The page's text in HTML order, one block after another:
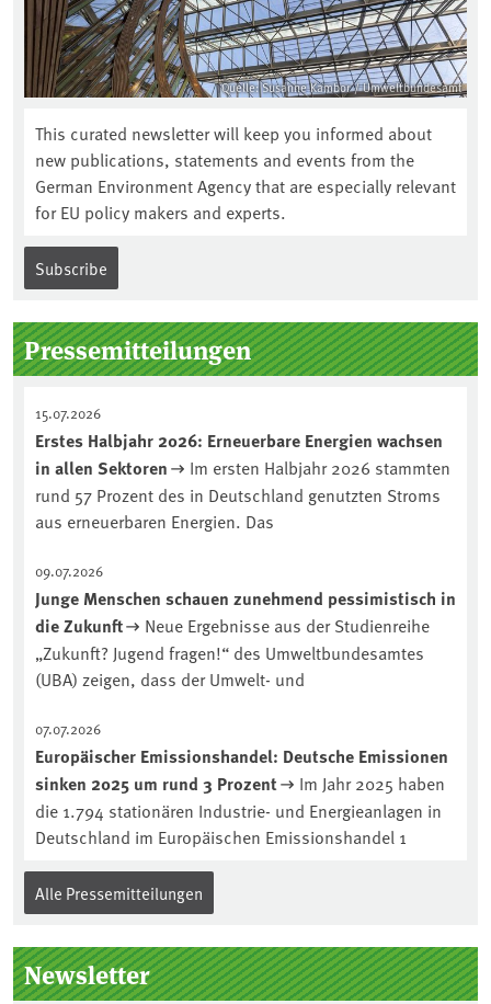
Quelle: Susanne Kambor / Umweltbundesamt
This curated newsletter will keep you informed about
new publications, statements and events from the
German Environment Agency that are especially relevant
for EU policy makers and experts.
Subscribe
Pressemitteilungen
15.07.2026
Erstes Halbjahr 2026: Erneuerbare Energien wachsen
in allen Sektoren
Im ersten Halbjahr 2026 stammten
rund 57 Prozent des in Deutschland genutzten Stroms
aus erneuerbaren Energien. Das
09.07.2026
Junge Menschen schauen zunehmend pessimistisch in
die Zukunft
Neue Ergebnisse aus der Studienreihe
„Zukunft? Jugend fragen!“ des Umweltbundesamtes
(UBA) zeigen, dass der Umwelt- und
07.07.2026
Europäischer Emissionshandel: Deutsche Emissionen
sinken 2025 um rund 3 Prozent
Im Jahr 2025 haben
die 1.794 stationären Industrie- und Energieanlagen in
Deutschland im Europäischen Emissionshandel 1
Alle Pressemitteilungen
Newsletter